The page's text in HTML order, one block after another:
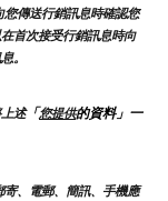
傳送行銷訊息時確認您
首次接受行銷訊息時向
。
述「您提供的資料」一
寄、電郵、簡訊、手機應